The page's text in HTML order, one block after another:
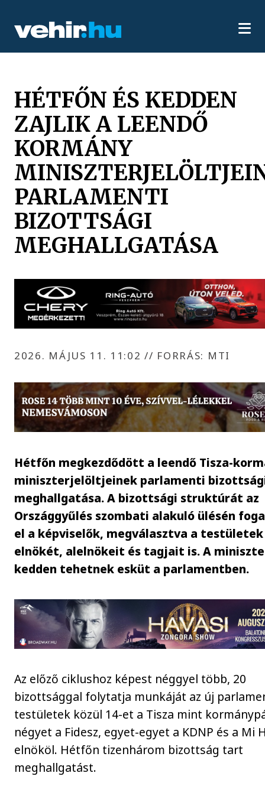
HÉTFŐN ÉS KEDDEN
ZAJLIK A LEENDŐ
KORMÁNY
PARLAMENTI
BIZOTTSÁGI
MEGHALLGATÁSA
2026. MÁJUS 11. 11:02// FORRÁS: MTI
Hétfőn megkezdődött a leendő Tisza-
miniszterjelöltjeinek parlamenti
meghallgatása. A bizottsági struktúrát az
Országgyűlés szombati alakuló ülésén
el a képviselők, megválasztva a testületek
elnökét, alelnökeit és tagjait is. A
kedden tehetnek esküt a parlamentben.
Az előző ciklushoz képest néggyel több, 20
bizottsággal folytatja munkáját az új
testületek közül 14-et a Tisza mint
négyet a Fidesz, egyet-egyet a KDNP és a Mi
elnököl. Hétfőn tizenhárom bizottság tart
meghallgatást.